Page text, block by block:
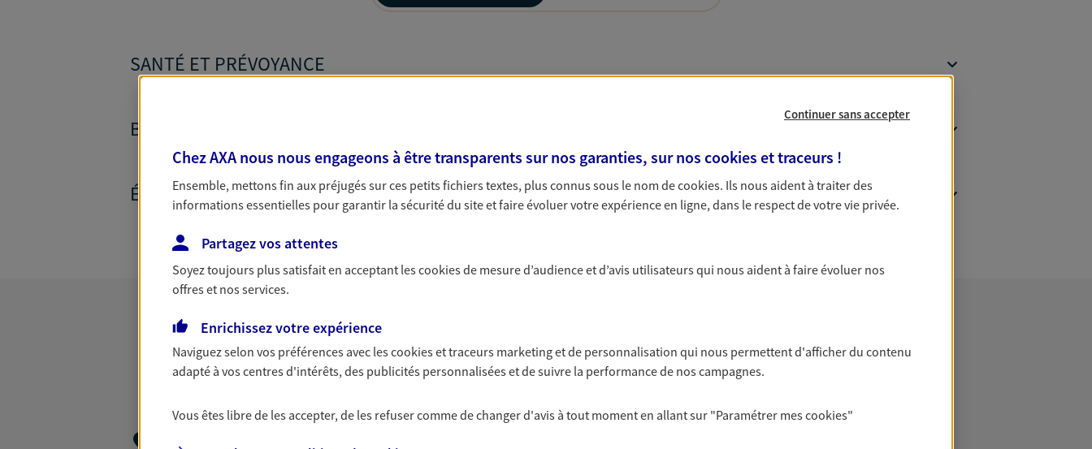
SANTÉ ET PRÉVOYANCE
BANQUE ET CRÉDITS
ÉPARGNE ET RETRAITE
Nous rencontrer
Continuer sans accepter
Chez AXA nous nous engageons à être transparents sur nos garanties, sur nos cookies et traceurs !
Ensemble, mettons fin aux préjugés sur ces petits fichiers textes, plus connus sous le nom decookies. Ils nous aident à traiter des
informations essentielles pour garantir la sécurité du site et faire évoluer votre expérience en ligne, dans le respect de votre vie privée.
Partagez vos attentes
Soyez toujours plus satisfait en acceptant lescookiesde mesure d’audience et d’avis utilisateurs qui nous aident à faire évoluer nos
offres et nos services.
Enrichissez votre expérience
Naviguez selon vos préférences avec lescookies et traceurs marketing et de personnalisation qui nous permettent d'afficher du contenu
adapté à vos centres d'intérêts, des publicités personnalisées et de suivre la performance de nos campagnes.
Vous êtes libre de les accepter, de les refuser comme de changer d'avis à tout moment en allant sur "Paramétrer mescookies"